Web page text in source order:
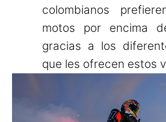
colombianos
motos por encima
gracias a los
que les ofrecen estos